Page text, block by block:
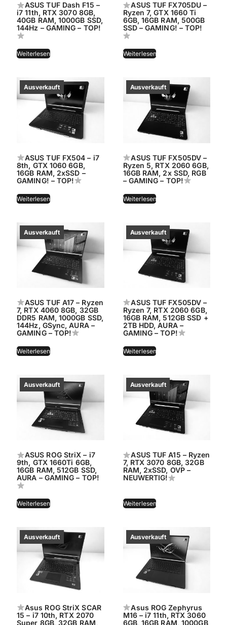
ASUS TUF Dash F15 –
i7 11th, RTX 3070 8GB,
40GB RAM, 1000GB SSD,
144Hz – GAMING – TOP!
Weiterlesen
ASUS TUF FX705DU –
Ryzen 7, GTX 1660 Ti
6GB, 16GB RAM, 500GB
SSD – GAMING! – TOP!
Weiterlesen
ASUS TUF FX504 – i7
8th, GTX 1060 6GB,
16GB RAM, 2xSSD –
GAMING! – TOP!
Weiterlesen
ASUS TUF FX505DV –
Ryzen 5, RTX 2060 6GB,
16GB RAM, 2x SSD, RGB
– GAMING – TOP!
Weiterlesen
ASUS TUF A17 – Ryzen
7, RTX 4060 8GB, 32GB
DDR5 RAM, 1000GB SSD,
144Hz, GSync, AURA –
GAMING – TOP!
Weiterlesen
ASUS TUF FX505DV –
Ryzen 7, RTX 2060 6GB,
16GB RAM, 512GB SSD +
2TB HDD, AURA –
GAMING – TOP!
Weiterlesen
ASUS ROG StriX – i7
9th, GTX 1660Ti 6GB,
16GB RAM, 512GB SSD,
AURA – GAMING – TOP!
Weiterlesen
ASUS TUF A15 – Ryzen
7, RTX 3070 8GB, 32GB
RAM, 2xSSD, OVP –
NEUWERTIG!
Weiterlesen
Asus ROG StriX SCAR
15 – i7 10th, RTX 2070
Super 8GB, 32GB RAM,
Asus ROG Zephyrus
M16 – i7 11th, RTX 3060
6GB, 16GB RAM, 1000GB